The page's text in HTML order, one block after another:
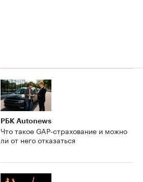
РБК Autonews
Что такое GAP-страхование и можно
ли от него отказаться